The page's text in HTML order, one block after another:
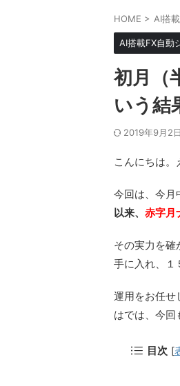
HOME > AI搭
AI搭載FX自動
初月（
いう結
2019年9月2日
こんにちは。
今回は、今月
以来、 赤字月
その実力を確
手に入れ、１
運用をお任せ
はでは、今回
目次 [